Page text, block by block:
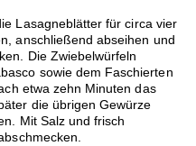
Lasagneblätter für circa vier
anschließend abseihen und
Die Zwiebelwürfeln
sowie dem Faschierten
etwa zehn Minuten das
die übrigen Gewürze
Mit Salz und frisch